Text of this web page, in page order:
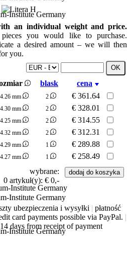
an individual weight and price.
you would like to purchase.
a desired amount – we will then
you.
blask
cena
mm 2 € 361.64
mm 2 € 328.01
mm 2 € 314.55
mm 2 € 312.31
mm 1 € 289.88
mm 1 € 258.49
wybrane:
0 artykuł(y): € 0,-
ubezpieczenia i wysyłki | płatność
card payments possible via PayPal. |
days from receipt of payment